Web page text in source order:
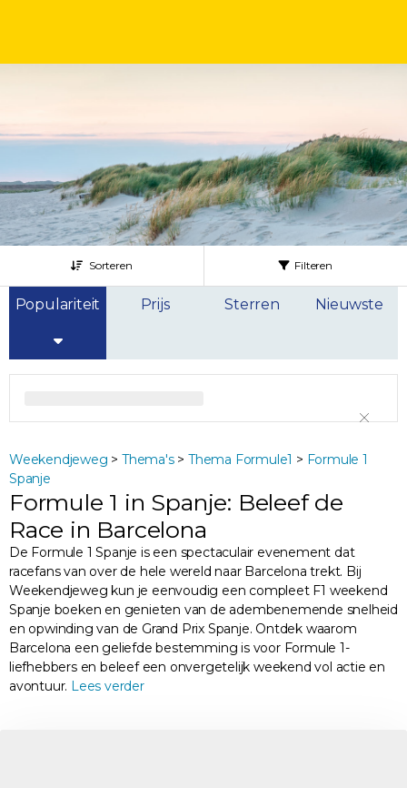
Sorteren Filteren
Populariteit Prijs Sterren Nieuwste
Weekendjeweg >Thema's>Thema Formule1 > Formule 1
Spanje
Formule 1 in Spanje: Beleef de
Race in Barcelona
De Formule 1 Spanje is een spectaculair evenement dat
racefans van over de hele wereld naar Barcelona trekt. Bij
Weekendjeweg kun je eenvoudig een compleet F1 weekend
Spanje boeken en genieten van de adembenemende snelheid
en opwinding van de Grand Prix Spanje. Ontdek waarom
Barcelona een geliefde bestemming is voor Formule 1-
liefhebbers en beleef een onvergetelijk weekend vol actie en
avontuur. Lees verder